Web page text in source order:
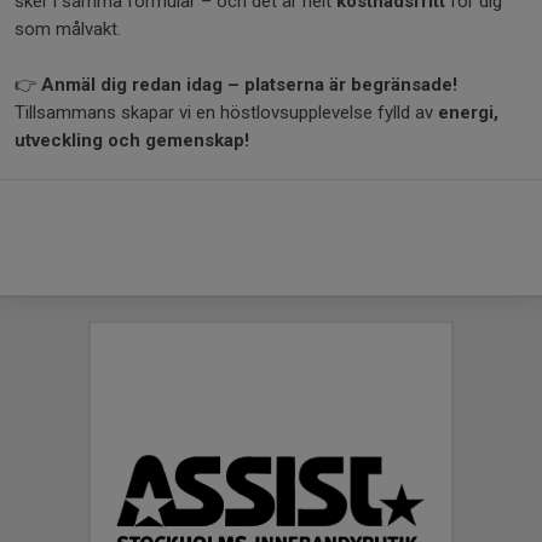
som målvakt.
👉 Anmäl dig redan idag – platserna är begränsade!
Tillsammans skapar vi en höstlovsupplevelse fylld av energi,
utveckling och gemenskap!